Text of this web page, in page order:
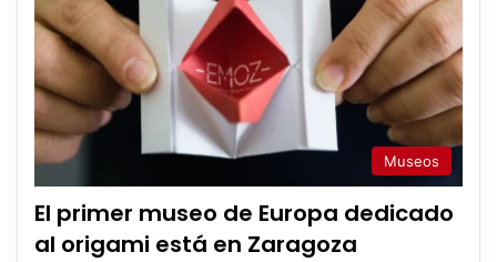
Museos
El primer museo de Europa dedicado
al origami está en Zaragoza